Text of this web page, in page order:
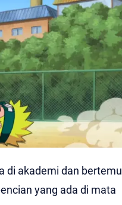
di akademi dan bertemu
yang ada di mata